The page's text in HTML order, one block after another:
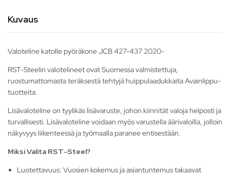
Kuvaus
Valoteline katolle pyöräkone JCB 427-437 2020-
RST-Steelin valotelineet ovat Suomessa valmistettuja,
ruostumattomasta teräksestä tehtyjä huippulaadukkaita Avainlippu-
tuotteita.
Lisävaloteline on tyylikäs lisävaruste, johon kiinnität valoja helposti ja
turvallisesti. Lisävaloteline voidaan myös varustella äärivaloilla, jolloin
näkyvyys liikenteessä ja työmaalla paranee entisestään.
Miksi Valita RST-Steel?
Luotettavuus: Vuosien kokemus ja asiantuntemus takaavat